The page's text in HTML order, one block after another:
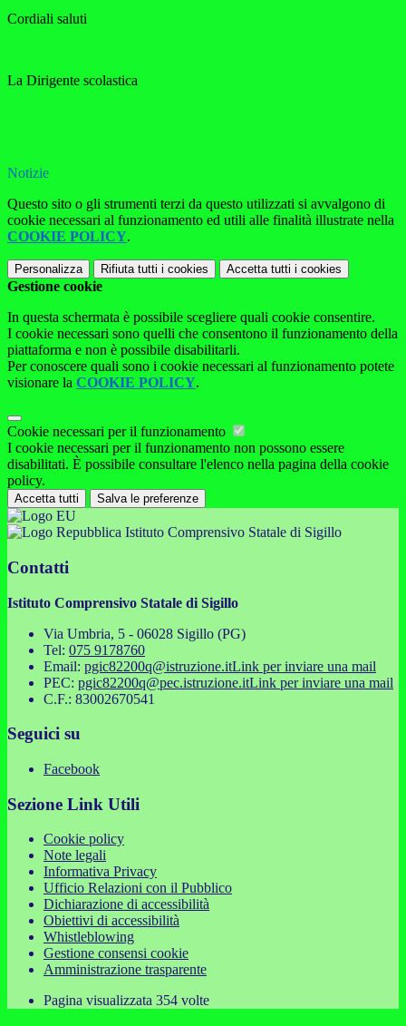
Cordiali saluti
La Dirigente scolastica
Notizie
Questo sito o gli strumenti terzi da questo utilizzati si avvalgono di
cookie necessari al funzionamento ed utili alle finalità illustrate nella
COOKIE POLICY.
Personalizza Rifiuta tutti i cookies Accetta tutti i cookies
Gestione cookie
In questa schermata è possibile scegliere quali cookie consentire.
I cookie necessari sono quelli che consentono il funzionamento della
piattaforma e non è possibile disabilitarli.
Per conoscere quali sono i cookie necessari al funzionamento potete
visionare la COOKIE POLICY.
Cookie necessari per il funzionamento
I cookie necessari per il funzionamento non possono essere
disabilitati. È possibile consultare l'elenco nella pagina della cookie
policy.
Accetta tutti Salva le preferenze
Istituto Comprensivo Statale di Sigillo
Contatti
Istituto Comprensivo Statale di Sigillo
Via Umbria, 5 - 06028 Sigillo (PG)
Tel: 075 9178760
Email: pgic82200q@istruzione.itLink per inviare una mail
PEC: pgic82200q@pec.istruzione.itLink per inviare una mail
C.F.: 83002670541
Seguici su
Facebook
Sezione Link Utili
Cookie policy
Note legali
Informativa Privacy
Ufficio Relazioni con il Pubblico
Dichiarazione di accessibilità
Obiettivi di accessibilità
Whistleblowing
Gestione consensi cookie
Amministrazione trasparente
Pagina visualizzata 354 volte